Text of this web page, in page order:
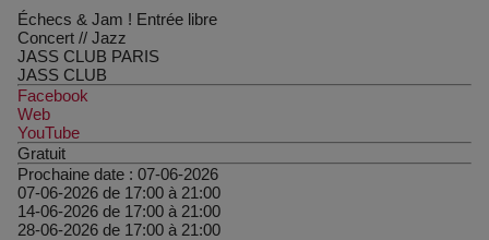
Échecs & Jam ! Entrée libre
Concert // Jazz
JASS CLUB PARIS
JASS CLUB
Facebook
Web
YouTube
Gratuit
Prochaine date : 07-06-2026
07-06-2026 de 17:00 à 21:00
14-06-2026 de 17:00 à 21:00
28-06-2026 de 17:00 à 21:00